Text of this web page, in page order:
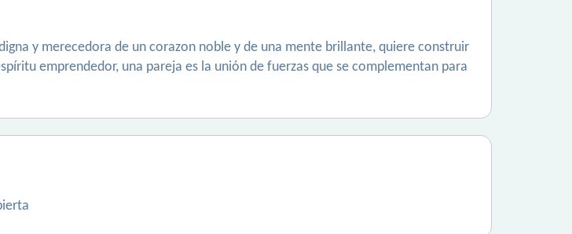
y merecedora de un corazon noble y de una mente brillante, quiere construir
emprendedor, una pareja es la unión de fuerzas que se complementan para